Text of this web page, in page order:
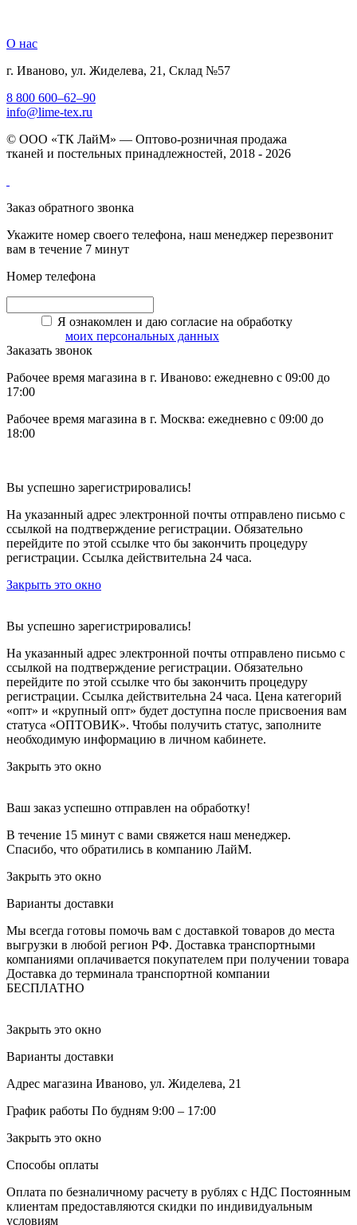
О нас
г. Иваново, ул. Жиделева, 21, Склад №57
8 800 600–62–90
info@lime-tex.ru
© ООО «ТК ЛайМ» — Оптово-розничная продажа
тканей и постельных принадлежностей, 2018 - 2026
Заказ обратного звонка
Укажите номер своего телефона, наш менеджер перезвонит
вам в течение 7 минут
Номер телефона
Я ознакомлен и даю согласие на обработку
моих персональных данных
Заказать звонок
Рабочее время магазина в г. Иваново: ежедневно с 09:00 до
17:00
Рабочее время магазина в г. Москва: ежедневно с 09:00 до
18:00
Вы успешно зарегистрировались!
На указанный адрес электронной почты отправлено письмо с
ссылкой на подтверждение регистрации. Обязательно
перейдите по этой ссылке что бы закончить процедуру
регистрации. Ссылка действительна 24 часа.
Закрыть это окно
Вы успешно зарегистрировались!
На указанный адрес электронной почты отправлено письмо с
ссылкой на подтверждение регистрации. Обязательно
перейдите по этой ссылке что бы закончить процедуру
регистрации. Ссылка действительна 24 часа. Цена категорий
«опт» и «крупный опт» будет доступна после присвоения вам
статуса «ОПТОВИК». Чтобы получить статус, заполните
необходимую информацию в личном кабинете.
Закрыть это окно
Ваш заказ успешно отправлен на обработку!
В течение 15 минут с вами свяжется наш менеджер.
Спасибо, что обратились в компанию ЛайМ.
Закрыть это окно
Варианты доставки
Мы всегда готовы помочь вам с доставкой товаров до места
выгрузки в любой регион РФ. Доставка транспортными
компаниями оплачивается покупателем при получении товара
Доставка до терминала транспортной компании
БЕСПЛАТНО
Закрыть это окно
Варианты доставки
Адрес магазина Иваново, ул. Жиделева, 21
График работы По будням 9:00 – 17:00
Закрыть это окно
Способы оплаты
Оплата по безналичному расчету в рублях с НДС Постоянным
клиентам предоставляются скидки по индивидуальным
условиям